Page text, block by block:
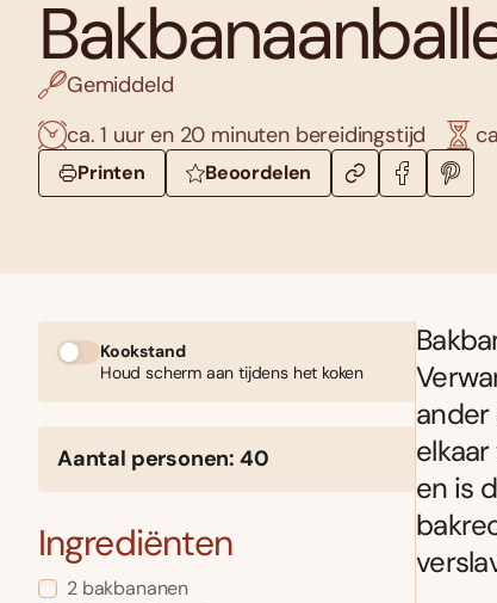
Gemiddeld
ca. 1 uur en 20 minuten bereidingstijd
Printen Beoordelen
Kookstand
Houd scherm aan tijdens het koken
Aantal personen: 40
Ingrediënten
2 bakbananen
ander
en is